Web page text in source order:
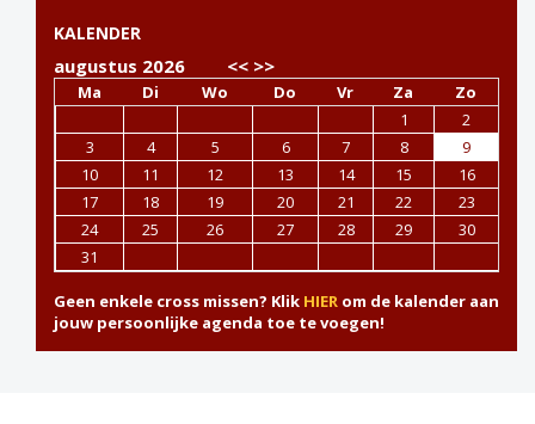
KALENDER
augustus 2026 << >>
Ma Di Wo Do Vr Za
Zo
1
2
3
4 5 6 7 8
9
10
11 12 13 14 15
16
17
18 19 20 21 22
23
24
25 26 27 28 29
30
31
Geen enkele cross missen? Klik HIER om de kalender aan
jouw persoonlijke agenda toe te voegen!